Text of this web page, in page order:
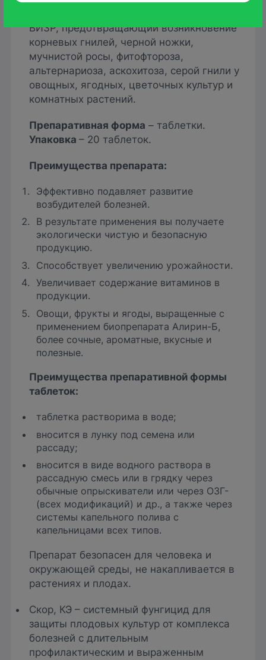
ВИЗР, предотвращающий возникновение
корневых гнилей, черной ножки,
мучнистой росы, фитофтороза,
альтернариоза, аскохитоза, серой гнили у
овощных, ягодных, цветочных культур и
комнатных растений.
Препаративная форма – таблетки.
Упаковка– 20 таблеток.
Преимущества препарата:
Эффективно подавляет развитие
возбудителей болезней.
В результате применения вы получаете
экологически чистую и безопасную
продукцию.
Способствует увеличению урожайности.
Увеличивает содержание витаминов в
продукции.
Овощи, фрукты и ягоды, выращенные с
применением биопрепарата Алирин-Б,
более сочные, ароматные, вкусные и
полезные.
Преимущества препаративной формы
таблеток:
таблетка растворима в воде;
вносится в лунку под семена или
рассаду;
вносится в виде водного раствора в
рассадную смесь или в грядку через
обычные опрыскиватели или через ОЗГ-
(всех модификаций) и др., а также через
системы капельного полива с
капельницами всех типов.
Препарат безопасен для человека и
окружающей среды, не накапливается в
растениях и плодах.
Скор, КЭ – системный фунгицид для
защиты плодовых культур от комплекса
болезней с длительным
профилактическим и выраженным